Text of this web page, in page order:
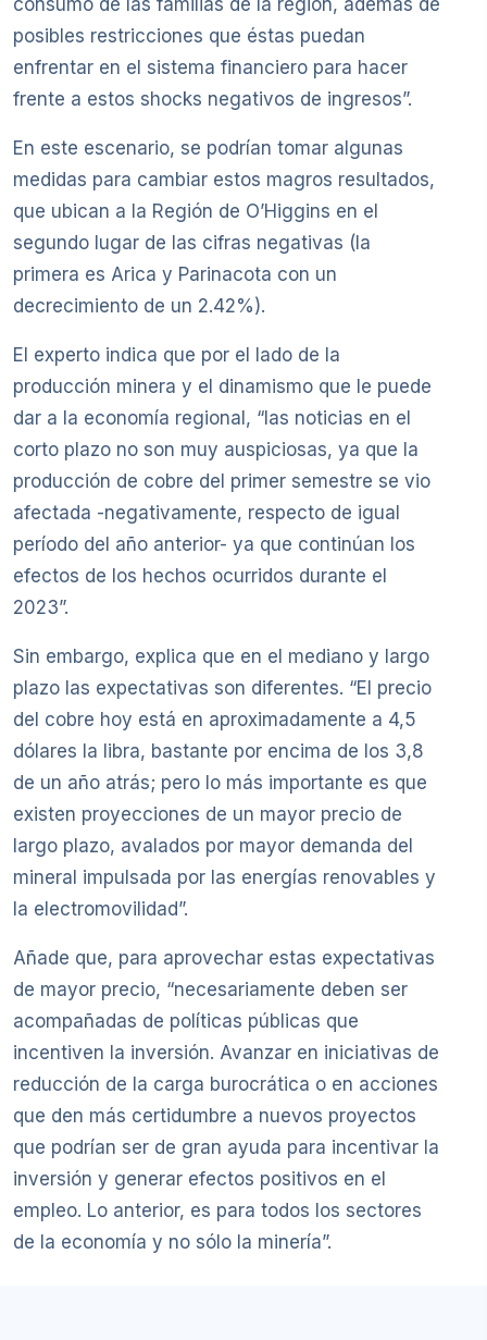
consumo de las familias de la región, además de
posibles restricciones que éstas puedan
enfrentar en el sistema financiero para hacer
frente a estos shocks negativos de ingresos”.
En este escenario, se podrían tomar algunas
medidas para cambiar estos magros resultados,
que ubican a la Región de O’Higgins en el
segundo lugar de las cifras negativas (la
primera es Arica y Parinacota con un
decrecimiento de un 2.42%).
El experto indica que por el lado de la
producción minera y el dinamismo que le puede
dar a la economía regional, “las noticias en el
corto plazo no son muy auspiciosas, ya que la
producción de cobre del primer semestre se vio
afectada -negativamente, respecto de igual
período del año anterior- ya que continúan los
efectos de los hechos ocurridos durante el
2023”.
Sin embargo, explica que en el mediano y largo
plazo las expectativas son diferentes. “El precio
del cobre hoy está en aproximadamente a 4,5
dólares la libra, bastante por encima de los 3,8
de un año atrás; pero lo más importante es que
existen proyecciones de un mayor precio de
largo plazo, avalados por mayor demanda del
mineral impulsada por las energías renovables y
la electromovilidad”.
Añade que, para aprovechar estas expectativas
de mayor precio, “necesariamente deben ser
acompañadas de políticas públicas que
incentiven la inversión. Avanzar en iniciativas de
reducción de la carga burocrática o en acciones
que den más certidumbre a nuevos proyectos
que podrían ser de gran ayuda para incentivar la
inversión y generar efectos positivos en el
empleo. Lo anterior, es para todos los sectores
de la economía y no sólo la minería”.